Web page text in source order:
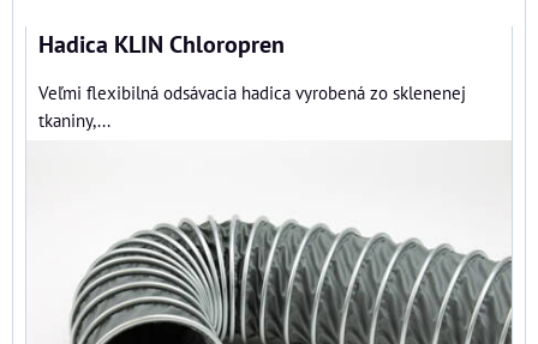
Hadica KLIN Chloropren
Veľmi flexibilná odsávacia hadica vyrobená zo sklenenej
tkaniny,...